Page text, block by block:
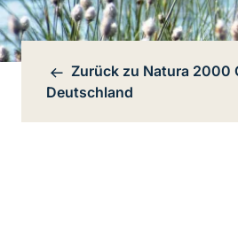
Bereichsnavigation
Zurück zu Natura 2000
Deutschland